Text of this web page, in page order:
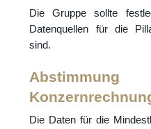
Die Gruppe sollte
Datenquellen für die
sind.
Die Daten für die